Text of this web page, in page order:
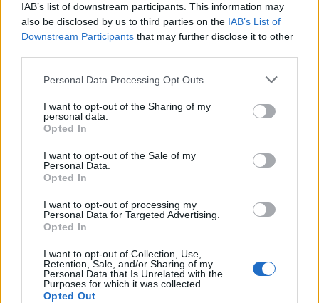
IAB’s list of downstream participants. This information may
also be disclosed by us to third parties on the IAB’s List of
Downstream Participants that may further disclose it to other
Please note that this website/app uses one or more Google
not limited to your visit or usage behaviour. You may click to
grant or deny consent to Google and its third-party tags to
use your data for below specified purposes in below Google
consent section.
Personal Data Processing Opt Outs
I want to opt-out of the Sharing of my
personal data.
Opted In
I want to opt-out of the Sale of my
Personal Data.
Opted In
I want to opt-out of processing my
Personal Data for Targeted Advertising.
Opted In
I want to opt-out of Collection, Use,
Retention, Sale, and/or Sharing of my
Personal Data that Is Unrelated with the
Purposes for which it was collected.
Opted Out
A zenét a dallamformálás hangsúlyozása helyett a dráma
szolgálatába állította, az énekeseknek ezért nem csak
mondta:
A trubadúr
Korabeli kritikusai a muzsikát nyersnek, csiszolatlannak
minősítették, Verdit azzal vádolták, hogy tönkreteszi
énekesei hangját, a művet abszurdnak és érthetetlennek
Verdit már 1849 szeptemberétől foglalkoztatta a Párizsban